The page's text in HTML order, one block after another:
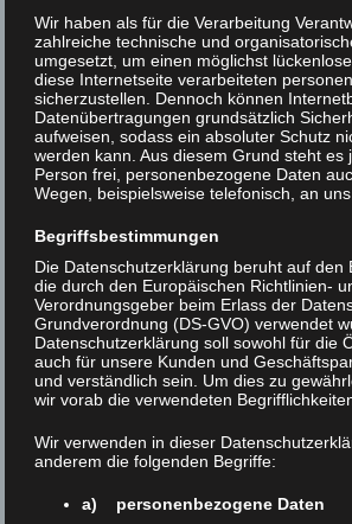
IMGP0825
Beitrags-
Navigation
< IMGP2837
format
Wir haben als für die Verarbeitung
zahlreiche technische und
umgesetzt, um einen möglichst
diese Internetseite verarbeiteten
sicherzustellen. Dennoch können
Datenübertragungen grundsätzlich
aufweisen, sodass ein absoluter Schutz
werden kann. Aus diesem Grund steht es
Person frei, personenbezogene Daten
Wegen, beispielsweise telefonisch, an
Begriffsbestimmungen
Die Datenschutzerklärung beruht auf den
die durch den Europäischen Richtlinien-
Verordnungsgeber beim Erlass der
Grundverordnung (DS-GVO) verwendet
Datenschutzerklärung soll sowohl für die
auch für unsere Kunden und
und verständlich sein. Um dies zu
wir vorab die verwendeten
Wir verwenden in dieser
anderem die folgenden Begriffe:
a) personenbezogene Daten